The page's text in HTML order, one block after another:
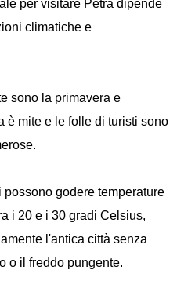
per visitare Petra dipende
climatiche e
sono la primavera e
è mite e le folle di turisti sono
godere temperature
i 20 e i 30 gradi Celsius,
l'antica città senza
o il freddo pungente.